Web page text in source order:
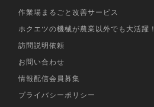
作業場まるごと改善サービス
ホクエツの機械が農業以外でも大活躍！
訪問説明依頼
お問い合わせ
情報配信会員募集
プライバシーポリシー